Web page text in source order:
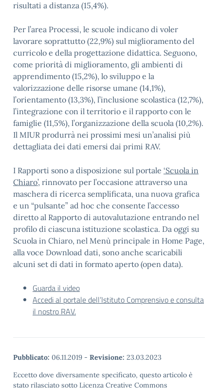
risultati a distanza (15,4%).
Per l’area Processi, le scuole indicano di voler
lavorare soprattutto (22,9%) sul miglioramento del
curricolo e della progettazione didattica. Seguono,
come priorità di miglioramento, gli ambienti di
apprendimento (15,2%), lo sviluppo e la
valorizzazione delle risorse umane (14,1%),
l’orientamento (13,3%), l’inclusione scolastica (12,7%),
l’integrazione con il territorio e il rapporto con le
famiglie (11,5%), l’organizzazione della scuola (10,2%).
Il MIUR produrrà nei prossimi mesi un’analisi più
dettagliata dei dati emersi dai primi RAV.
I Rapporti sono a disposizione sul portale ‘Scuola in
Chiaro’, rinnovato per l’occasione attraverso una
maschera di ricerca semplificata, una nuova grafica
e un “pulsante” ad hoc che consente l’accesso
diretto al Rapporto di autovalutazione entrando nel
profilo di ciascuna istituzione scolastica. Da oggi su
Scuola in Chiaro, nel Menù principale in Home Page,
alla voce Download dati, sono anche scaricabili
alcuni set di dati in formato aperto (open data).
Guarda il video
Accedi al portale dell’Istituto Comprensivo e consulta
il nostro RAV.
Pubblicato: 06.11.2019 - Revisione: 23.03.2023
Eccetto dove diversamente specificato, questo articolo è
stato rilasciato sotto Licenza Creative Commons